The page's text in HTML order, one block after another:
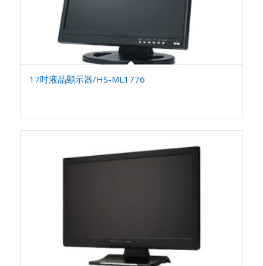
17吋液晶顯示器/HS-ML1776